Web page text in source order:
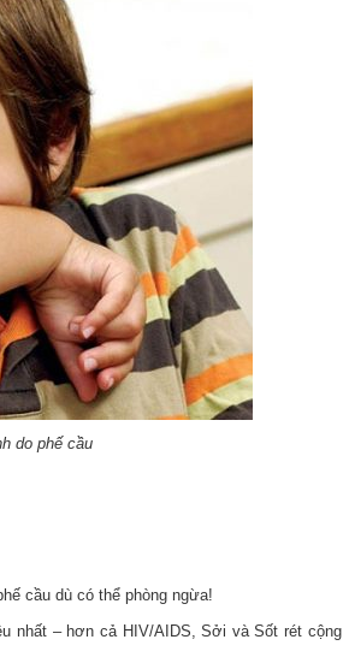
do phế cầu
cầu dù có thể phòng ngừa!
nhất – hơn cả HIV/AIDS, Sởi và Sốt rét cộng